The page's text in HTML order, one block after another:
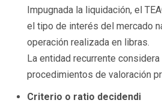
Impugnada la liquidación, el
el tipo de interés del mercado
operación realizada en libras.
La entidad recurrente
procedimientos de valoración
Criterio o ratio decidendi